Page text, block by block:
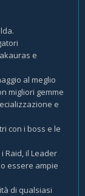
e
al meglio
migliori gemme
e
con i boss e le
Raid, il Leader
essere ampie
di qualsiasi